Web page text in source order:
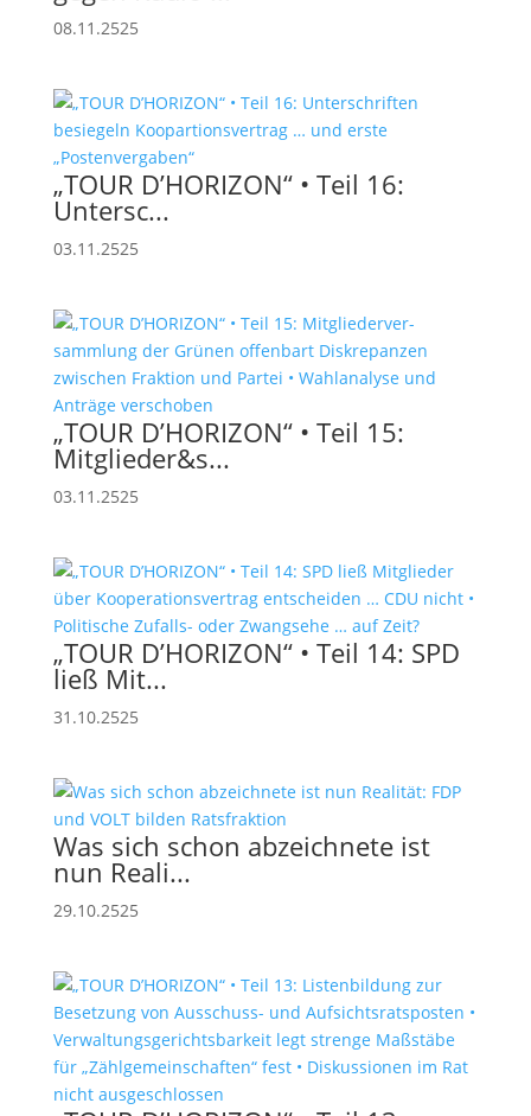
08.11.2525
„TOUR D’HORIZON“ • Teil 16:
Unter­sc...
03.11.2525
„TOUR D’HORIZON“ • Teil 15:
Mitglieder&s...
03.11.2525
„TOUR D’HORIZON“ • Teil 14: SPD
ließ Mit...
31.10.2525
Was sich schon abzeichnete ist
nun Reali...
29.10.2525